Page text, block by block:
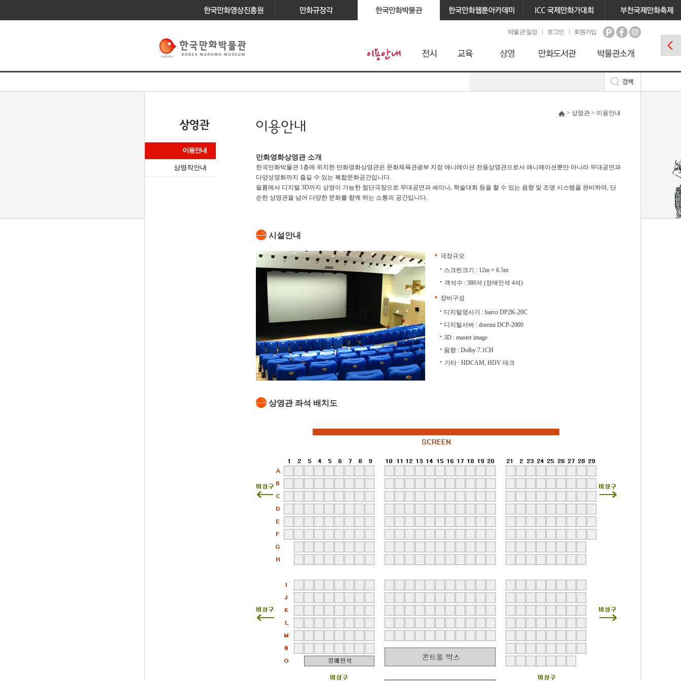
박물관 일정 로그인 회원가입
이용안내
상영작안내
> 상영관 > 이용안내
만화영화상영관 소개
한국만화박물관 1층에 위치한 만화영화상영관은 문화체육관광부 지정 애니메이션 전용상영관으로서 애니메이션뿐만 아니라 무대공연과
다양성영화까지 즐길 수 있는 복합문화공간입니다.
필름에서 디지털 3D까지 상영이 가능한 첨단극장으로 무대공연과 세미나, 학술대회 등을 할 수 있는 음향 및 조명 시스템을 완비하여, 단
순한 상영관을 넘어 다양한 문화를 함께 하는 소통의 공간입니다.
시설안내
극장규모
스크린크기 : 12m × 6.5m
객석수 : 386석 (장애인석 4석)
장비구성
디지털영사기 : barco DP2K-20C
디지털서버 : doremi DCP-2000
3D : master image
음향 : Dolby 7.1CH
기타 : HDCAM, HDV 데크
상영관 좌석 배치도